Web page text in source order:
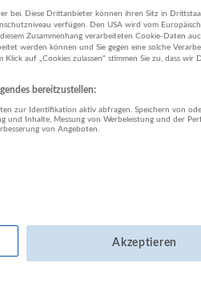
Verkauf, Kundenbetreuung
SPAR Österreichische
Bergheim
Verkauf, Kundenbetreuung
Bergheim
Verkauf, Kundenbetreuung
bei. Diese Drittanbieter können ihren Sitz in
verfügen. Den USA wird vom
Zusammenhang verarbeiteten Cookie-Daten
werden können und Sie gegen eine solche
auf „Cookies zulassen“ stimmen Sie zu, dass wir
bereitzustellen:
zur Identifikation aktiv abfragen. Speichern von
und Inhalte, Messung von Werbeleistung und der
von Angeboten.
Akzeptieren